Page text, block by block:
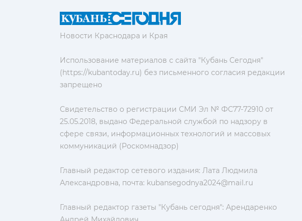
Новости Краснодара и Края
Использование материалов с сайта "Кубань Сегодня"
(https://kubantoday.ru) без письменного согласия редакции
запрещено
Свидетельство о регистрации СМИ Эл № ФС77-72910 от
25.05.2018, выдано Федеральной службой по надзору в
сфере связи, информационных технологий и массовых
коммуникаций (Роскомнадзор)
Главный редактор сетевого издания: Лата Людмила
Александровна, почта: kubansegodnya2024@mail.ru
Главный редактор газеты "Кубань сегодня": Арендаренко